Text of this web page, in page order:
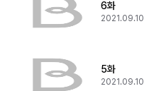
6화
2021.09.10
5화
2021.09.10